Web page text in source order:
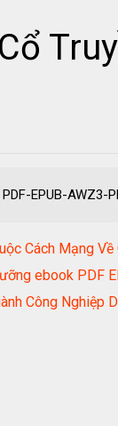
EPUB-AWZ3-
Cách Mạng
ebook PDF
Công Nghiệp